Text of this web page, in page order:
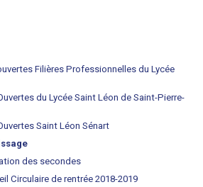
Filières Professionnelles du Lycée
du Lycée Saint Léon de Saint-Pierre-
Saint Léon Sénart
des secondes
Circulaire de rentrée 2018-2019